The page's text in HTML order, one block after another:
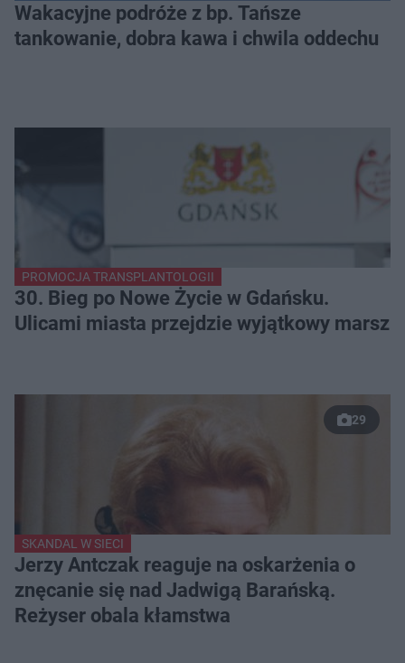
Wakacyjne podróże z bp. Tańsze
tankowanie, dobra kawa i chwila oddechu
PROMOCJA TRANSPLANTOLOGII
30. Bieg po Nowe Życie w Gdańsku.
Ulicami miasta przejdzie wyjątkowy marsz
29
SKANDAL W SIECI
Jerzy Antczak reaguje na oskarżenia o
znęcanie się nad Jadwigą Barańską.
Reżyser obala kłamstwa